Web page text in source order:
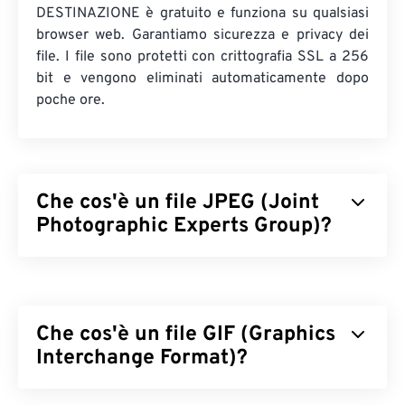
DESTINAZIONE è gratuito e funziona su qualsiasi
browser web. Garantiamo sicurezza e privacy dei
file. I file sono protetti con crittografia SSL a 256
bit e vengono eliminati automaticamente dopo
poche ore.
Che cos'è un file JPEG (Joint
Photographic Experts Group)?
compressione offerta da JPEG è la ragione del suo
ampio utilizzo. Pertanto, le dimensioni
Che cos'è un file GIF (Graphics
Interchange Format)?